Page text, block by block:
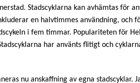
Stadscyklarna kan avhämtas för
en halvtimmes användning, och
i fem timmar. Populariteten för
har använts flitigt och
nu anskaffning av egna